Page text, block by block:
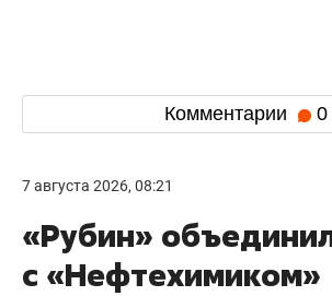
Комментарии 0
7 августа 2026, 08:21
«Рубин»
с «Нефтехимиком»